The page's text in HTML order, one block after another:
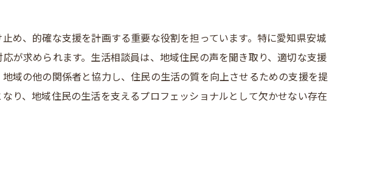
形成
め、的確な支援を計画する重要な役割を担っています。特に愛知県安城
が求められます。生活相談員は、地域住民の声を聞き取り、適切な支援
域の他の関係者と協力し、住民の生活の質を向上させるための支援を提
り、地域住民の生活を支えるプロフェッショナルとして欠かせない存在